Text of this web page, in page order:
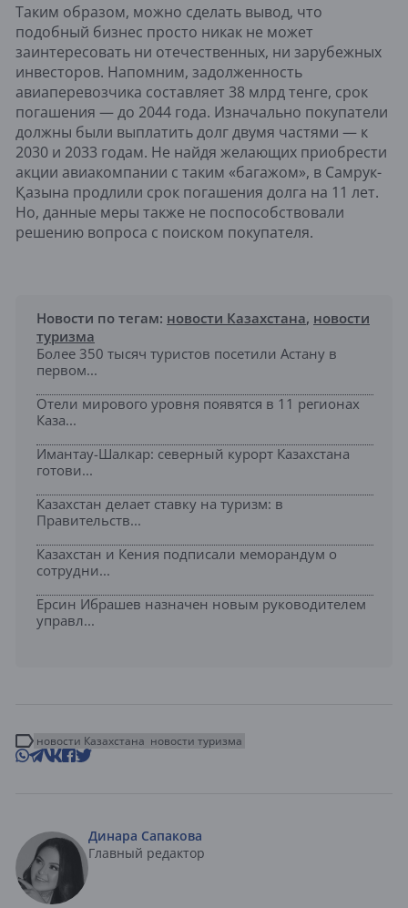
Таким образом, можно сделать вывод, что
подобный бизнес просто никак не может
заинтересовать ни отечественных, ни зарубежных
инвесторов. Напомним, задолженность
авиаперевозчика составляет 38 млрд тенге, срок
погашения — до 2044 года. Изначально покупатели
должны были выплатить долг двумя частями — к
2030 и 2033 годам. Не найдя желающих приобрести
акции авиакомпании с таким «багажом», в Самрук-
Қазына продлили срок погашения долга на 11 лет.
Но, данные меры также не поспособствовали
решению вопроса с поиском покупателя.
Новости по тегам: новости Казахстана, новости
туризма
Более 350 тысяч туристов посетили Астану в
первом...
Отели мирового уровня появятся в 11 регионах
Каза...
Имантау-Шалкар: северный курорт Казахстана
готови...
Казахстан делает ставку на туризм: в
Правительств...
Казахстан и Кения подписали меморандум о
сотрудни...
Ерсин Ибрашев назначен новым руководителем
управл...
новости Казахстана новости туризма
Динара Сапакова
Главный редактор